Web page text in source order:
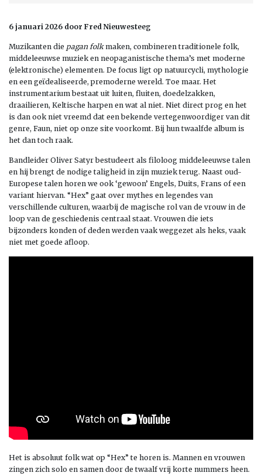
6 januari 2026 door Fred Nieuwesteeg
Muzikanten die pagan folkmaken, combineren traditionele folk,
middeleeuwse muziek en neopaganistische thema’s met moderne
(elektronische) elementen. De focus ligt op natuurcycli, mythologie
en een geïdealiseerde, premoderne wereld. Toe maar. Het
instrumentarium bestaat uit luiten, fluiten, doedelzakken,
draailieren, Keltische harpen en wat al niet. Niet direct prog en het
is dan ook niet vreemd dat een bekende vertegenwoordiger van dit
genre, Faun, niet op onze site voorkomt. Bij hun twaalfde album is
het dan toch raak.
Bandleider Oliver Satyr bestudeert als filoloog middeleeuwse talen
en hij brengt de nodige taligheid in zijn muziek terug. Naast oud-
Europese talen horen we ook ‘gewoon’ Engels, Duits, Frans of een
variant hiervan. “Hex” gaat over mythes en legendes van
verschillende culturen, waarbij de magische rol van de vrouw in de
loop van de geschiedenis centraal staat. Vrouwen die iets
bijzonders konden of deden werden vaak weggezet als heks, vaak
niet met goede afloop.
Het is absoluut folk wat op “Hex” te horen is. Mannen en vrouwen
zingen zich solo en samen door de twaalf vrij korte nummers heen.